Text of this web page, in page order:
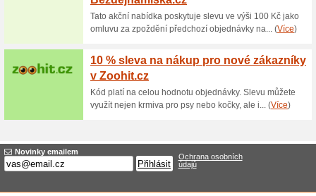
slevu 30 Kč z poštovného.
nakoupit!
Akční nabídky na
100% fungovalo Akce